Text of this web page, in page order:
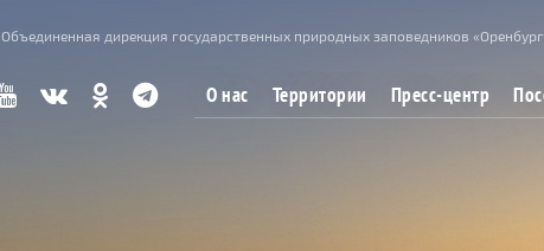
Объединенная дирекция государственных природных заповедников
О нас Территории Пресс-центр